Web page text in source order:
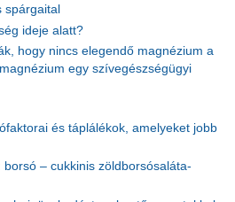
spárgaital
ideje alatt?
hogy nincs elegendő magnézium a
egy szívegészségügyi
és táplálékok, amelyeket jobb
– cukkinis zöldborsósaláta-